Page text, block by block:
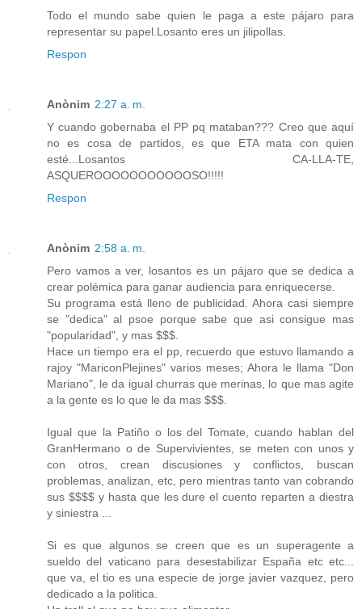
Todo el mundo sabe quien le paga a este pájaro para
representar su papel.Losanto eres un jilipollas.
Respon
Anònim 2:27 a. m.
Y cuando gobernaba el PP pq mataban??? Creo que aquí
no es cosa de partidos, es que ETA mata con quien
esté...Losantos CA-LLA-TE,
ASQUEROOOOOOOOOOOSO!!!!!
Respon
Anònim 2:58 a. m.
Pero vamos a ver, losantos es un pájaro que se dedica a
crear polémica para ganar audiencia para enriquecerse.
Su programa está lleno de publicidad. Ahora casi siempre
se "dedica" al psoe porque sabe que asi consigue mas
"popularidad", y mas $$$.
Hace un tiempo era el pp, recuerdo que estuvo llamando a
rajoy "MariconPlejines" varios meses; Ahora le llama "Don
Mariano", le da igual churras que merinas, lo que mas agite
a la gente es lo que le da mas $$$.
Igual que la Patiño o los del Tomate, cuando hablan del
GranHermano o de Supervivientes, se meten con unos y
con otros, crean discusiones y conflictos, buscan
problemas, analizan, etc, pero mientras tanto van cobrando
sus $$$$ y hasta que les dure el cuento reparten a diestra
y siniestra ...
Si es que algunos se creen que es un superagente a
sueldo del vaticano para desestabilizar España etc etc...
que va, el tio es una especie de jorge javier vazquez, pero
dedicado a la politica.